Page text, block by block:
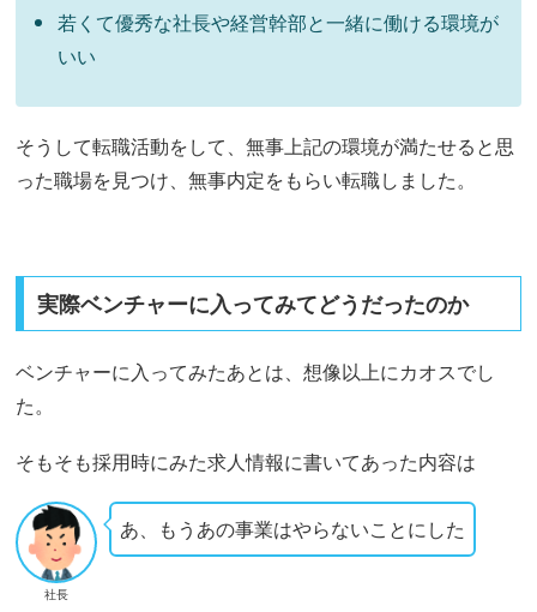
若くて優秀な社長や経営幹部と一緒に働ける環境が
いい
そうして転職活動をして、無事上記の環境が満たせると思
った職場を見つけ、無事内定をもらい転職しました。
実際ベンチャーに入ってみてどうだったのか
ベンチャーに入ってみたあとは、想像以上にカオスでし
た。
そもそも採用時にみた求人情報に書いてあった内容は
社長
あ、もうあの事業はやらないことにした